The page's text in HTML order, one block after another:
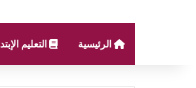
الرئيسية التعليم